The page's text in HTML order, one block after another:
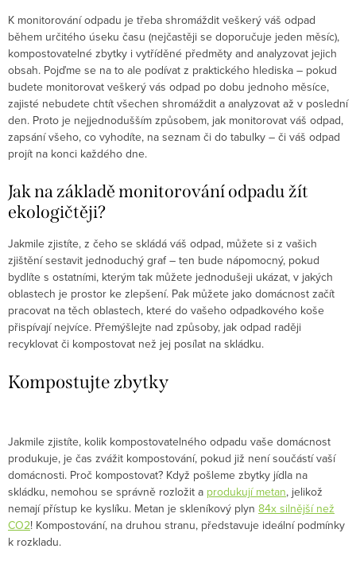
K monitorování odpadu je třeba shromáždit veškerý váš odpad
během určitého úseku času (nejčastěji se doporučuje jeden měsíc),
kompostovatelné zbytky i vytříděné předměty and analyzovat jejich
obsah. Pojďme se na to ale podívat z praktického hlediska – pokud
budete monitorovat veškerý vás odpad po dobu jednoho měsíce,
zajisté nebudete chtít všechen shromáždit a analyzovat až v poslední
den. Proto je nejjednodušším způsobem, jak monitorovat váš odpad,
zapsání všeho, co vyhodíte, na seznam či do tabulky – či váš odpad
projít na konci každého dne.
Jak na základě monitorování odpadu žít
ekologičtěji?
Jakmile zjistíte, z čeho se skládá váš odpad, můžete si z vašich
zjištění sestavit jednoduchý graf – ten bude nápomocný, pokud
bydlíte s ostatními, kterým tak můžete jednodušeji ukázat, v jakých
oblastech je prostor ke zlepšení. Pak můžete jako domácnost začít
pracovat na těch oblastech, které do vašeho odpadkového koše
přispívají nejvíce. Přemýšlejte nad způsoby, jak odpad raději
recyklovat či kompostovat než jej posílat na skládku.
Kompostujte zbytky
Jakmile zjistíte, kolik kompostovatelného odpadu vaše domácnost
produkuje, je čas zvážit kompostování, pokud již není součástí vaší
domácnosti. Proč kompostovat? Když pošleme zbytky jídla na
skládku, nemohou se správně rozložit a produkují metan, jelikož
nemají přístup ke kyslíku. Metan je skleníkový plyn 84x silnější než
CO2! Kompostování, na druhou stranu, představuje ideální podmínky
k rozkladu.